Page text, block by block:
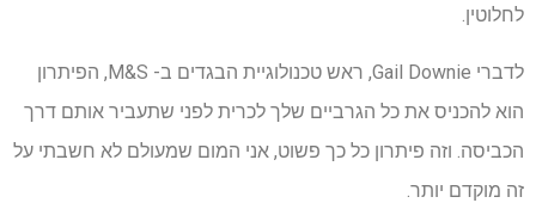
לחלוטין.
לדברי Gail Downie, ראש טכנולוגיית הבגדים ב- M&S, הפיתרון
הוא להכניס את כל הגרביים שלך לכרית לפני שתעביר אותם דרך
הכביסה. וזה פיתרון כל כך פשוט, אני המום שמעולם לא חשבתי על
זה מוקדם יותר.